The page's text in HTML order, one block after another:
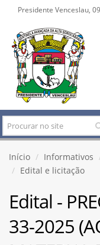
Presidente Venceslau,
Início Informativos
Edital e licitação
Edital -
33-2025